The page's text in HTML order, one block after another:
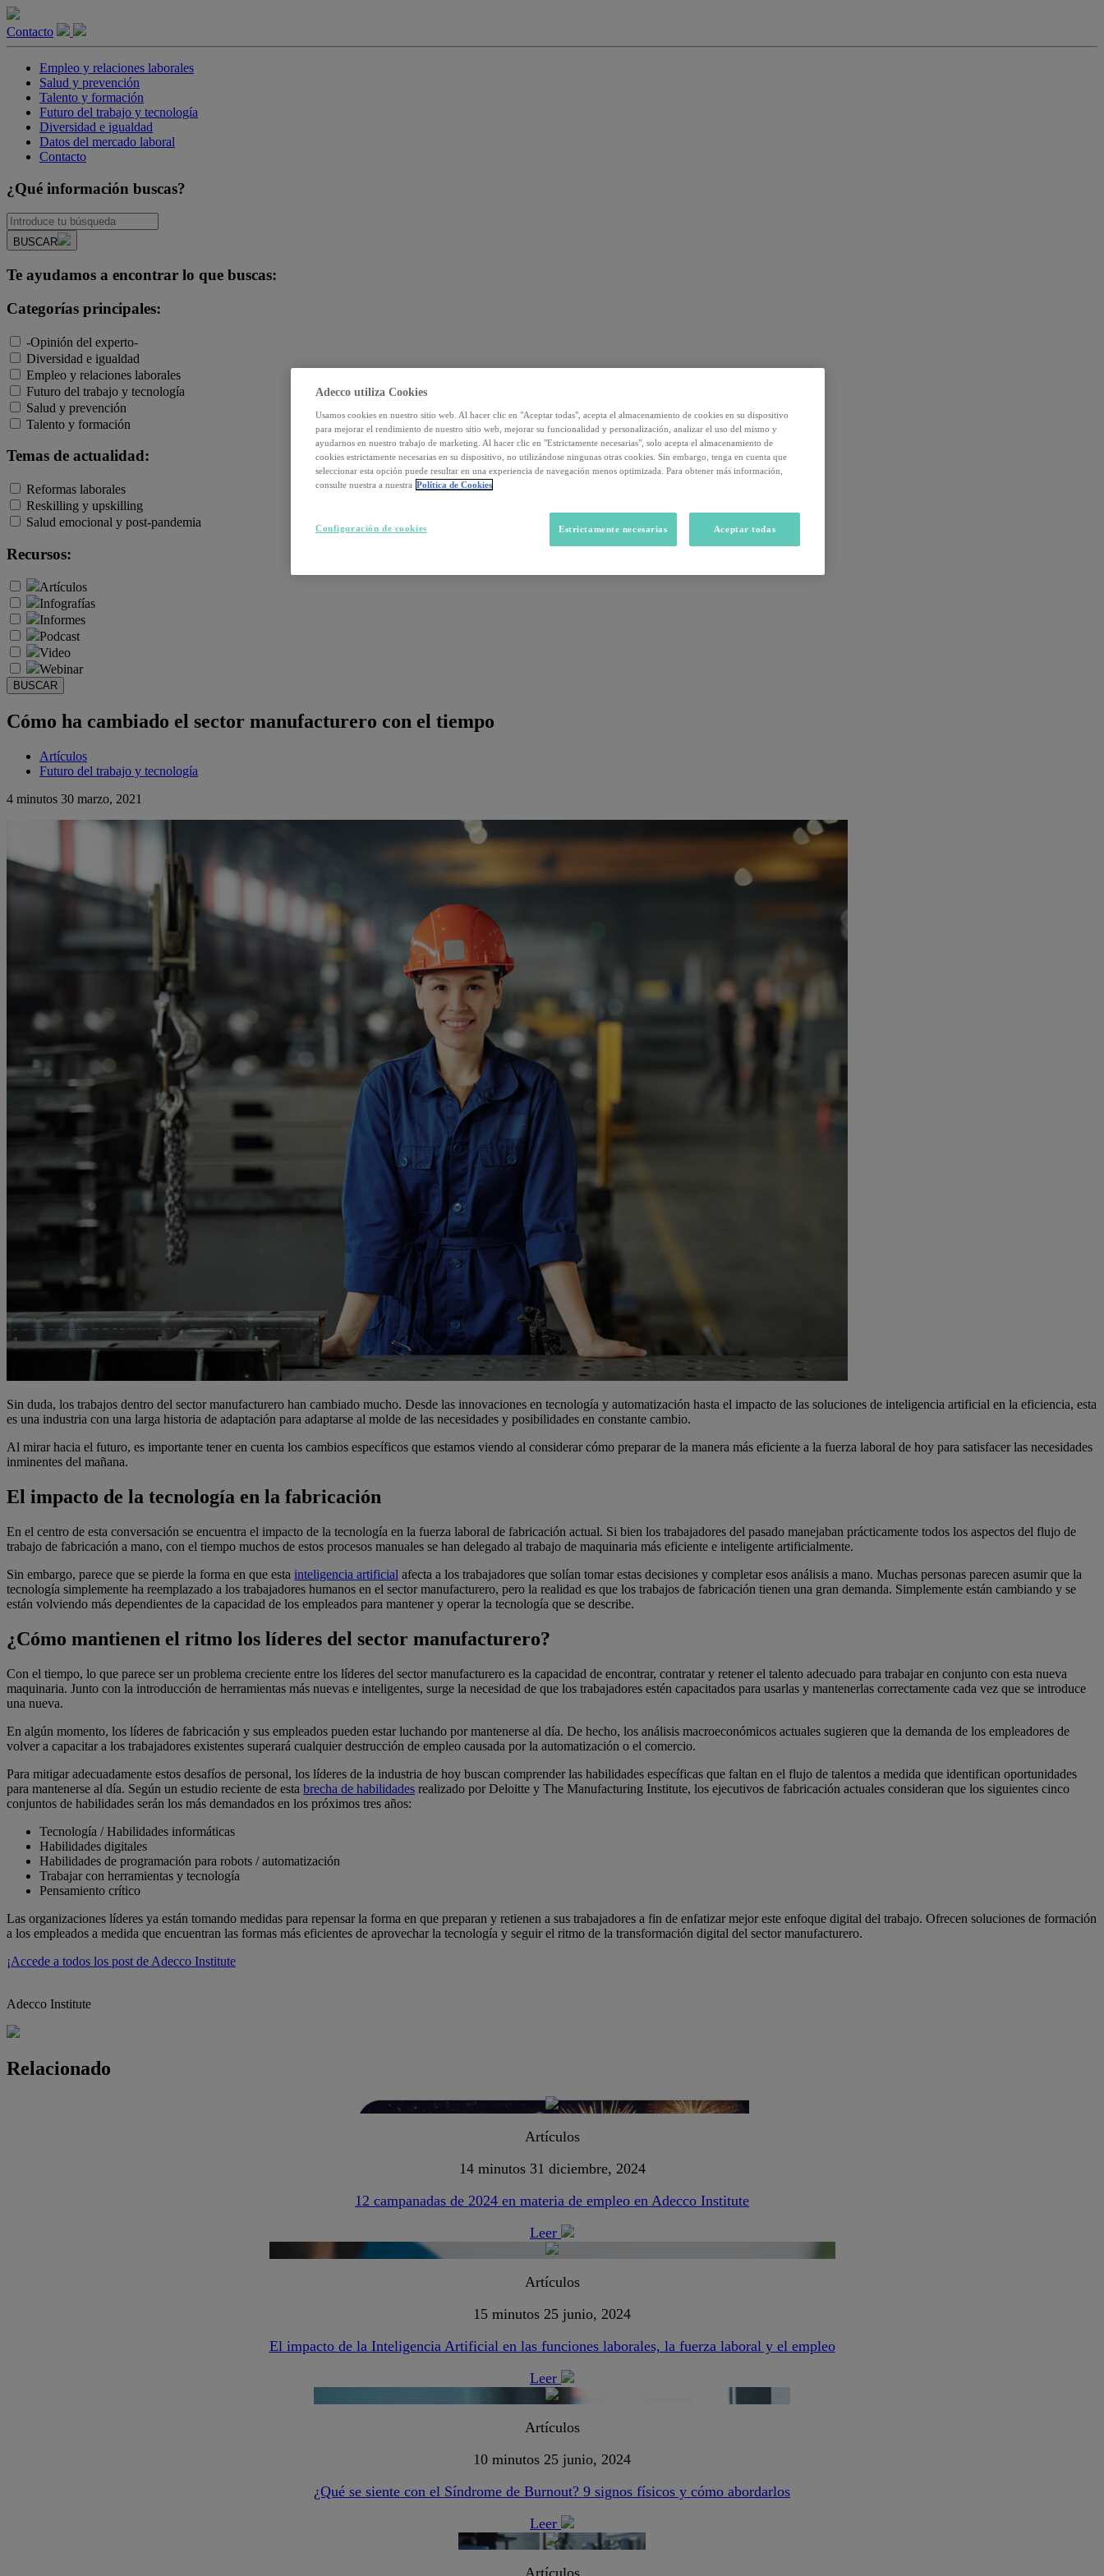
Contacto
Empleo y relaciones laborales
Salud y prevención
Talento y formación
Futuro del trabajo y tecnología
Diversidad e igualdad
Datos del mercado laboral
Contacto
¿Qué información buscas?
BUSCAR
Te ayudamos a encontrar lo que buscas:
Categorías principales:
-Opinión del experto-
Diversidad e igualdad
Empleo y relaciones laborales
Futuro del trabajo y tecnología
Salud y prevención
Talento y formación
Temas de actualidad:
Reformas laborales
Reskilling y upskilling
Salud emocional y post-pandemia
Recursos:
Artículos
Infografías
Informes
Podcast
Video
Webinar
BUSCAR
Cómo ha cambiado el sector manufacturero con el tiempo
Artículos
Futuro del trabajo y tecnología
4 minutos 30 marzo, 2021
Sin duda, los trabajos dentro del sector manufacturero han cambiado mucho. Desde las innovaciones en tecnología y automatización hasta el impacto de las soluciones de inteligencia artificial en la eficiencia, esta
es una industria con una larga historia de adaptación para adaptarse al molde de las necesidades y posibilidades en constante cambio.
Al mirar hacia el futuro, es importante tener en cuenta los cambios específicos que estamos viendo al considerar cómo preparar de la manera más eficiente a la fuerza laboral de hoy para satisfacer las necesidades
inminentes del mañana.
El impacto de la tecnología en la fabricación
En el centro de esta conversación se encuentra el impacto de la tecnología en la fuerza laboral de fabricación actual. Si bien los trabajadores del pasado manejaban prácticamente todos los aspectos del flujo de
trabajo de fabricación a mano, con el tiempo muchos de estos procesos manuales se han delegado al trabajo de maquinaria más eficiente e inteligente artificialmente.
Sin embargo, parece que se pierde la forma en que esta inteligencia artificial afecta a los trabajadores que solían tomar estas decisiones y completar esos análisis a mano. Muchas personas parecen asumir que la
tecnología simplemente ha reemplazado a los trabajadores humanos en el sector manufacturero, pero la realidad es que los trabajos de fabricación tienen una gran demanda. Simplemente están cambiando y se
están volviendo más dependientes de la capacidad de los empleados para mantener y operar la tecnología que se describe.
¿Cómo mantienen el ritmo los líderes del sector manufacturero?
Con el tiempo, lo que parece ser un problema creciente entre los líderes del sector manufacturero es la capacidad de encontrar, contratar y retener el talento adecuado para trabajar en conjunto con esta nueva
maquinaria. Junto con la introducción de herramientas más nuevas e inteligentes, surge la necesidad de que los trabajadores estén capacitados para usarlas y mantenerlas correctamente cada vez que se introduce
una nueva.
En algún momento, los líderes de fabricación y sus empleados pueden estar luchando por mantenerse al día. De hecho, los análisis macroeconómicos actuales sugieren que la demanda de los empleadores de
volver a capacitar a los trabajadores existentes superará cualquier destrucción de empleo causada por la automatización o el comercio.
Para mitigar adecuadamente estos desafíos de personal, los líderes de la industria de hoy buscan comprender las habilidades específicas que faltan en el flujo de talentos a medida que identifican oportunidades
para mantenerse al día. Según un estudio reciente de esta brecha de habilidades realizado por Deloitte y The Manufacturing Institute, los ejecutivos de fabricación actuales consideran que los siguientes cinco
conjuntos de habilidades serán los más demandados en los próximos tres años:
Tecnología / Habilidades informáticas
Habilidades digitales
Habilidades de programación para robots / automatización
Trabajar con herramientas y tecnología
Pensamiento crítico
Las organizaciones líderes ya están tomando medidas para repensar la forma en que preparan y retienen a sus trabajadores a fin de enfatizar mejor este enfoque digital del trabajo. Ofrecen soluciones de formación
a los empleados a medida que encuentran las formas más eficientes de aprovechar la tecnología y seguir el ritmo de la transformación digital del sector manufacturero.
¡Accede a todos los post de Adecco Institute
Adecco Institute
Relacionado
Artículos
14 minutos 31 diciembre, 2024
12 campanadas de 2024 en materia de empleo en Adecco Institute
Leer
Artículos
15 minutos 25 junio, 2024
El impacto de la Inteligencia Artificial en las funciones laborales, la fuerza laboral y el empleo
Leer
Artículos
10 minutos 25 junio, 2024
¿Qué se siente con el Síndrome de Burnout? 9 signos físicos y cómo abordarlos
Leer
Artículos
Adecco utiliza Cookies
Usamos cookies en nuestro sitio web. Al hacer clic en "Aceptar todas", acepta el almacenamiento de cookies en su dispositivo
para mejorar el rendimiento de nuestro sitio web, mejorar su funcionalidad y personalización, analizar el uso del mismo y
ayudarnos en nuestro trabajo de marketing. Al hacer clic en "Estrictamente necesarias", solo acepta el almacenamiento de
cookies estrictamente necesarias en su dispositivo, no utilizándose ningunas otras cookies. Sin embargo, tenga en cuenta que
seleccionar esta opción puede resultar en una experiencia de navegación menos optimizada. Para obtener más información,
consulte nuestra a nuestra Política de Cookies
Estrictamente necesarias Aceptar todas
Configuración de cookies